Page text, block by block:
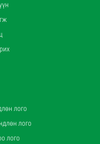
лого
лого
лого